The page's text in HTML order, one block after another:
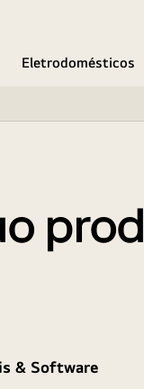
Eletrodomésticos
& Software